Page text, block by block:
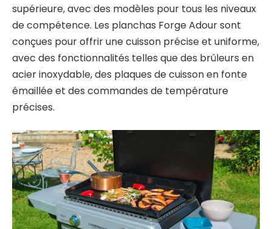
supérieure, avec des modèles pour tous les niveaux
de compétence. Les planchas Forge Adour sont
conçues pour offrir une cuisson précise et uniforme,
avec des fonctionnalités telles que des brûleurs en
acier inoxydable, des plaques de cuisson en fonte
émaillée et des commandes de température
précises.